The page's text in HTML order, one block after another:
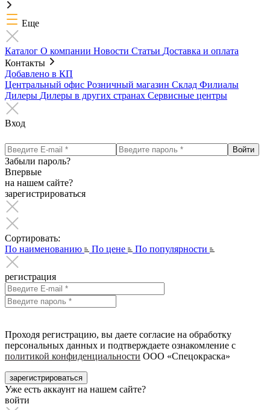
Еще
Каталог О компании Новости Статьи Доставка и оплата
Контакты
Добавлено в КП
Центральный офис Розничный магазин Склад Филиалы
Дилеры Дилеры в других странах Сервисные центры
Вход
Забыли пароль?
Впервые
на нашем сайте?
зарегистрироваться
Сортировать:
По наименованию
По цене По популярности
регистрация
Проходя регистрацию, вы даете согласие на обработку
персональных данных и подтверждаете ознакомление с
политикой конфиденциальности ООО «Спецокраска»
зарегистрироваться
Уже есть аккаунт на нашем сайте?
войти